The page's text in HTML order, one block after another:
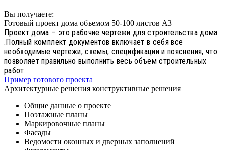
Вы получаете:
Готовый проект дома объемом 50-100 листов А3
Проект дома – это рабочие чертежи для строительства дома
.Полный комплект документов включает в себя все
необходимые чертежи, схемы, спецификации и пояснения, что
позволяет правильно выполнить весь объем строительных
работ.
Пример готового проекта
Архитектурные решения конструктивные решения
Общие данные о проекте
Поэтажные планы
Маркировочные планы
Фасады
Ведомости оконных и дверных заполнений